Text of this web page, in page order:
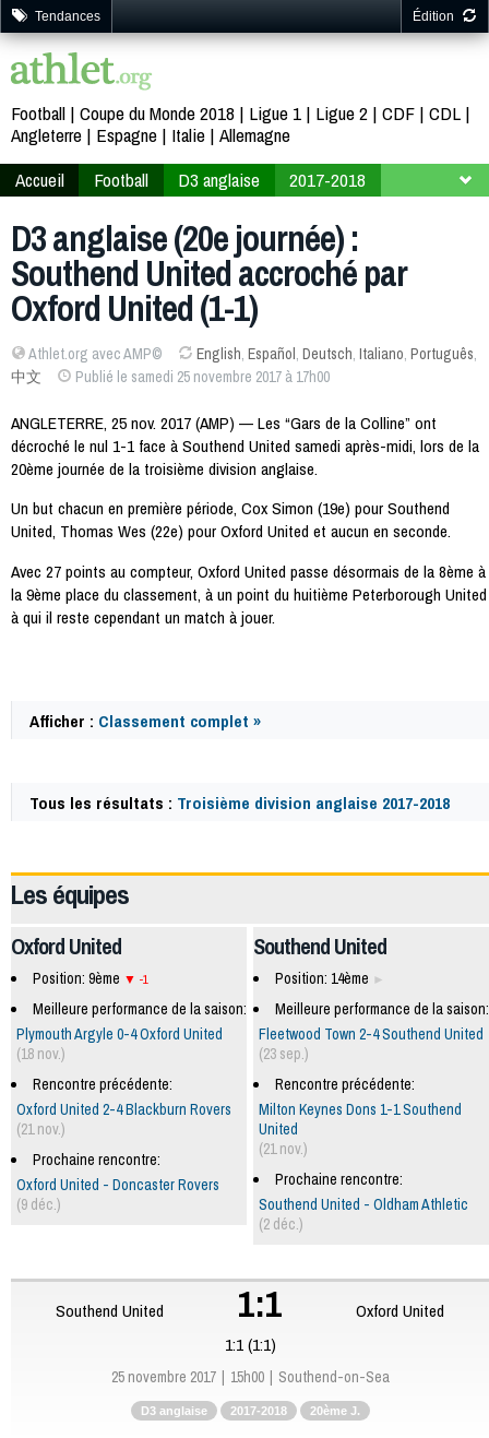
Tendances Édition
Football Coupe du Monde 2018 Ligue 1 Ligue 2 CDF CDL
Angleterre
Espagne Italie Allemagne
Accueil
Football D3 anglaise
2017-2018
D3 anglaise (20e journée) :
Southend United accroché par
Oxford United (1-1)
Athlet.org avec AMP© English, Español, Deutsch, Italiano, Português,
中文
Publié le samedi 25 novembre 2017 à 17h00
ANGLETERRE, 25 nov. 2017 (AMP) — Les “Gars de la Colline” ont
décroché le nul 1-1 face à Southend United samedi après-midi, lors de la
20ème journée de la troisième division anglaise.
Un but chacun en première période, Cox Simon (19e) pour Southend
United, Thomas Wes (22e) pour Oxford United et aucun en seconde.
Avec 27 points au compteur, Oxford United passe désormais de la 8ème à
la 9ème place du classement, à un point du huitième Peterborough United
à qui il reste cependant un match à jouer.
Afficher : Classement complet »
Tous les résultats : Troisième division anglaise 2017-2018
Les équipes
Southend United
Position: 14ème
Meilleure performance de la saison:
Fleetwood Town 2-4 Southend United
(23 sep.)
Rencontre précédente:
Milton Keynes Dons 1-1 Southend
United
(21 nov.)
Prochaine rencontre:
Southend United - Oldham Athletic
(2 déc.)
Oxford United
Position: 9ème -1
Meilleure performance de la saison:
Plymouth Argyle 0-4 Oxford United
(18 nov.)
Rencontre précédente:
Oxford United 2-4 Blackburn Rovers
(21 nov.)
Prochaine rencontre:
Oxford United - Doncaster Rovers
(9 déc.)
Southend United 1:1
Oxford United
1:1 (1:1)
25 novembre 2017 15h00 Southend-on-Sea
D3 anglaise 2017-2018 20ème J.